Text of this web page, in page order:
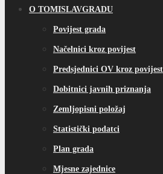
O TOMISLAVGRADU
Povijest grada
Načelnici kroz povijest
Predsjednici OV kroz povijest
Dobitnici javnih priznanja
Zemljopisni položaj
Statistički podatci
Plan grada
Mjesne zajednice